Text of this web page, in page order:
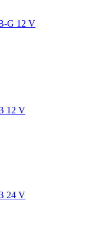
G 12 V
12 V
24 V